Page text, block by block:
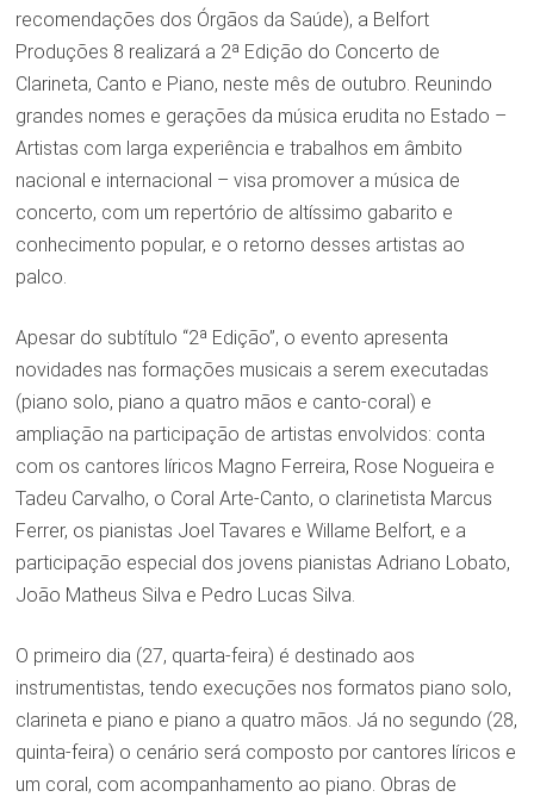
recomendações dos Órgãos da Saúde), a Belfort
Produções 8 realizará a 2ª Edição do Concerto de
Clarineta, Canto e Piano, neste mês de outubro. Reunindo
grandes nomes e gerações da música erudita no Estado –
Artistas com larga experiência e trabalhos em âmbito
nacional e internacional – visa promover a música de
concerto, com um repertório de altíssimo gabarito e
conhecimento popular, e o retorno desses artistas ao
palco.
Apesar do subtítulo “2ª Edição”, o evento apresenta
novidades nas formações musicais a serem executadas
(piano solo, piano a quatro mãos e canto-coral) e
ampliação na participação de artistas envolvidos: conta
com os cantores líricos Magno Ferreira, Rose Nogueira e
Tadeu Carvalho, o Coral Arte-Canto, o clarinetista Marcus
Ferrer, os pianistas Joel Tavares e Willame Belfort, e a
participação especial dos jovens pianistas Adriano Lobato,
João Matheus Silva e Pedro Lucas Silva.
O primeiro dia (27, quarta-feira) é destinado aos
instrumentistas, tendo execuções nos formatos piano solo,
clarineta e piano e piano a quatro mãos. Já no segundo (28,
quinta-feira) o cenário será composto por cantores líricos e
um coral, com acompanhamento ao piano. Obras de